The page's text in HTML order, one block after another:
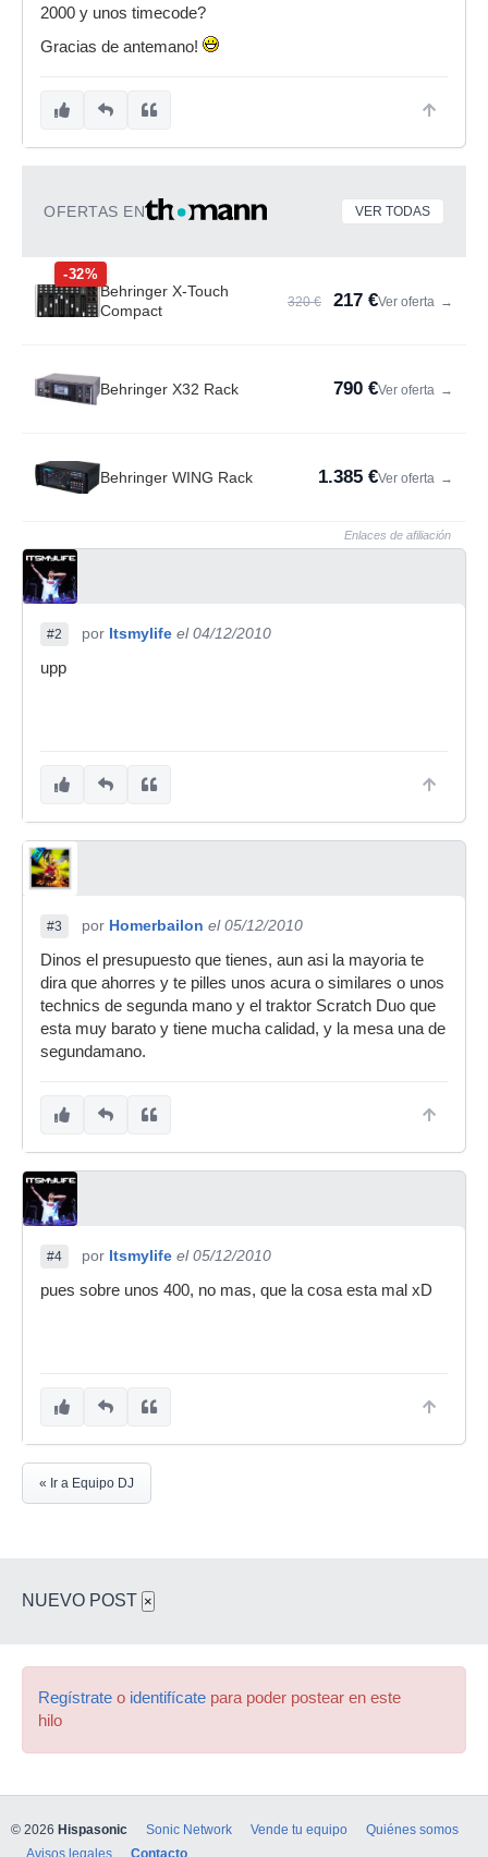
2000 y unos timecode?
Gracias de antemano!
OFERTAS EN VER TODAS
-32%
Behringer X-Touch
Compact
320 € 217 €Ver oferta →
Behringer X32 Rack 790 €Ver oferta →
Behringer WING Rack 1.385 €Ver oferta →
Enlaces de afiliación
#2 por Itsmylife el 04/12/2010
upp
#3 por Homerbailon el 05/12/2010
Dinos el presupuesto que tienes, aun asi la mayoria te
dira que ahorres y te pilles unos acura o similares o unos
technics de segunda mano y el traktor Scratch Duo que
esta muy barato y tiene mucha calidad, y la mesa una de
segundamano.
#4 por Itsmylife el 05/12/2010
pues sobre unos 400, no mas, que la cosa esta mal xD
« Ir a Equipo DJ
NUEVO POST ×
Regístrate o identifícate para poder postear en este
hilo
© 2026 Hispasonic Sonic Network Vende tu equipo
Quiénes somos
Avisos legales
Contacto